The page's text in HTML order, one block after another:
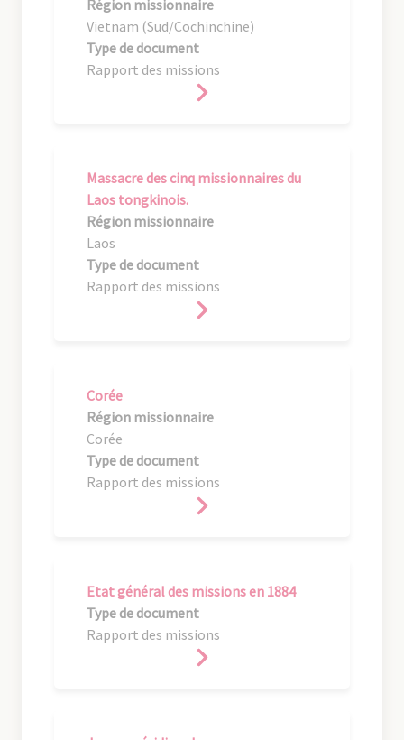
Région missionnaire
Vietnam (Sud/Cochinchine)
Type de document
Rapport des missions
Massacre des cinq missionnaires du
Laos tongkinois.
Région missionnaire
Laos
Type de document
Rapport des missions
Corée
Région missionnaire
Corée
Type de document
Rapport des missions
Etat général des missions en 1884
Type de document
Rapport des missions